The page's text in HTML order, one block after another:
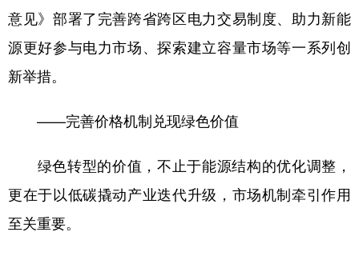
意见》部署了完善跨省跨区电力交易制度、助力新能
源更好参与电力市场、探索建立容量市场等一系列创
新举措。
——完善价格机制兑现绿色价值
绿色转型的价值，不止于能源结构的优化调整，
更在于以低碳撬动产业迭代升级，市场机制牵引作用
至关重要。